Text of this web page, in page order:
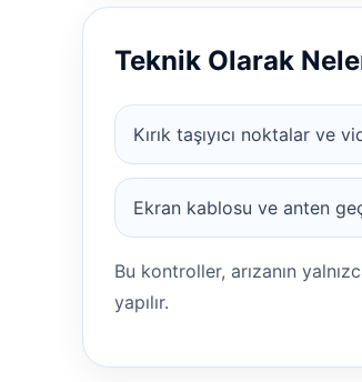
Teknik Olarak
Kırık taşıyıcı noktalar ve
Ekran kablosu ve anten
Bu kontroller, arızanın
yapılır.